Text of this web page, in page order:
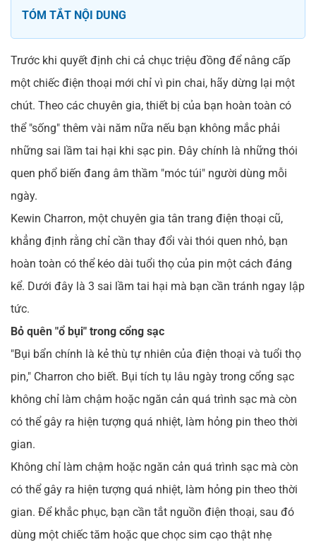
TÓM TẮT NỘI DUNG
Trước khi quyết định chi cả chục triệu đồng để nâng cấp
một chiếc điện thoại mới chỉ vì pin chai, hãy dừng lại một
chút. Theo các chuyên gia, thiết bị của bạn hoàn toàn có
thể "sống" thêm vài năm nữa nếu bạn không mắc phải
những sai lầm tai hại khi sạc pin. Đây chính là những thói
quen phổ biến đang âm thầm "móc túi" người dùng mỗi
ngày.
Kewin Charron, một chuyên gia tân trang điện thoại cũ,
khẳng định rằng chỉ cần thay đổi vài thói quen nhỏ, bạn
hoàn toàn có thể kéo dài tuổi thọ của pin một cách đáng
kể. Dưới đây là 3 sai lầm tai hại mà bạn cần tránh ngay lập
tức.
Bỏ quên "ổ bụi" trong cổng sạc
"Bụi bẩn chính là kẻ thù tự nhiên của điện thoại và tuổi thọ
pin," Charron cho biết. Bụi tích tụ lâu ngày trong cổng sạc
không chỉ làm chậm hoặc ngăn cản quá trình sạc mà còn
có thể gây ra hiện tượng quá nhiệt, làm hỏng pin theo thời
gian.
Không chỉ làm chậm hoặc ngăn cản quá trình sạc mà còn
có thể gây ra hiện tượng quá nhiệt, làm hỏng pin theo thời
gian. Để khắc phục, bạn cần tắt nguồn điện thoại, sau đó
dùng một chiếc tăm hoặc que chọc sim cạo thật nhẹ